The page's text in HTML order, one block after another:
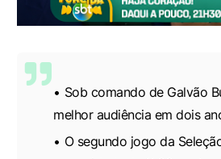
Sob comando de Galvão
melhor audiência em dois
O segundo jogo da